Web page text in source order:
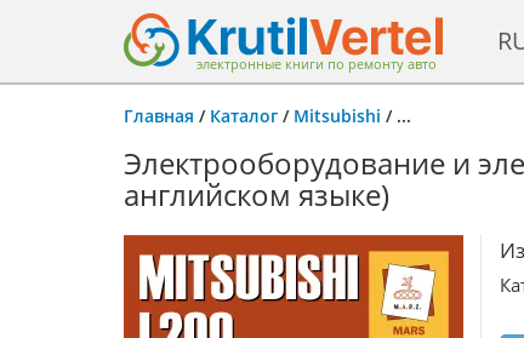
электронные книги по ремонту авто
Главная / Каталог / Mitsubishi / ...
Электрооборудование и
английском языке)